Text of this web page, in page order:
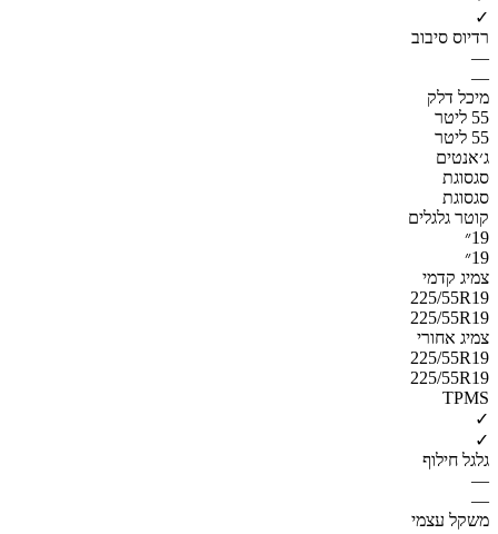
✓
רדיוס סיבוב
—
—
מיכל דלק
55 ליטר
55 ליטר
ג׳אנטים
סגסוגת
סגסוגת
קוטר גלגלים
19״
19״
צמיג קדמי
225/55R19
225/55R19
צמיג אחורי
225/55R19
225/55R19
TPMS
✓
✓
גלגל חילוף
—
—
משקל עצמי